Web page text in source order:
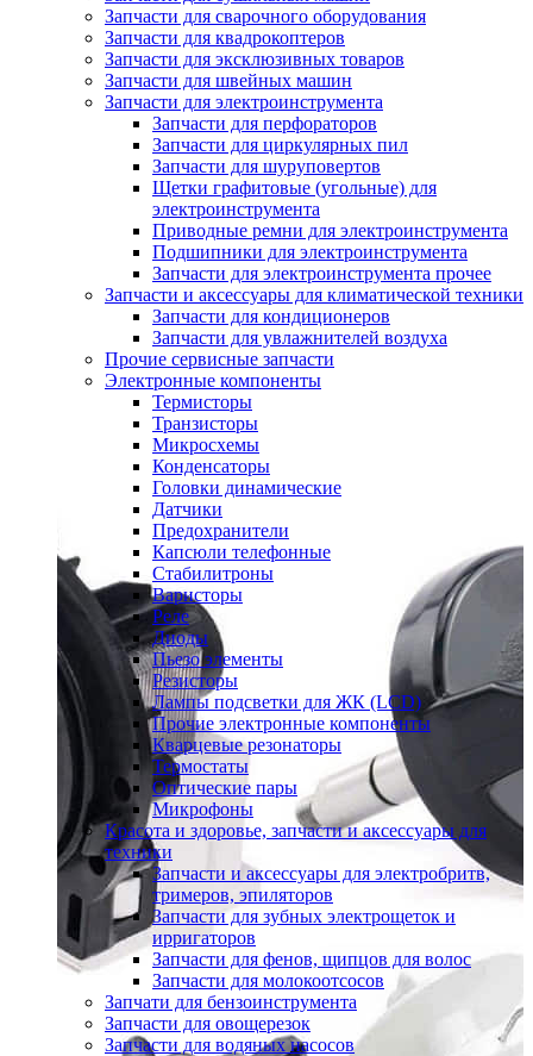
Запчасти для сварочного оборудования
Запчасти для квадрокоптеров
Запчасти для эксклюзивных товаров
Запчасти для швейных машин
Запчасти для электроинструмента
Запчасти для перфораторов
Запчасти для циркулярных пил
Запчасти для шуруповертов
Щетки графитовые (угольные) для
электроинструмента
Приводные ремни для электроинструмента
Подшипники для электроинструмента
Запчасти для электроинструмента прочее
Запчасти и аксессуары для климатической техники
Запчасти для кондиционеров
Запчасти для увлажнителей воздуха
Прочие сервисные запчасти
Электронные компоненты
Термисторы
Транзисторы
Микросхемы
Конденсаторы
Головки динамические
Датчики
Предохранители
Капсюли телефонные
Стабилитроны
Варисторы
Реле
Диоды
Пьезо элементы
Резисторы
Лампы подсветки для ЖК (LCD)
Прочие электронные компоненты
Кварцевые резонаторы
Термостаты
Оптические пары
Микрофоны
Красота и здоровье, запчасти и аксессуары для
техники
Запчасти и аксессуары для электробритв,
тримеров, эпиляторов
Запчасти для зубных электрощеток и
ирригаторов
Запчасти для фенов, щипцов для волос
Запчасти для молокоотсосов
Запчати для бензоинструмента
Запчасти для овощерезок
Запчасти для водяных насосов